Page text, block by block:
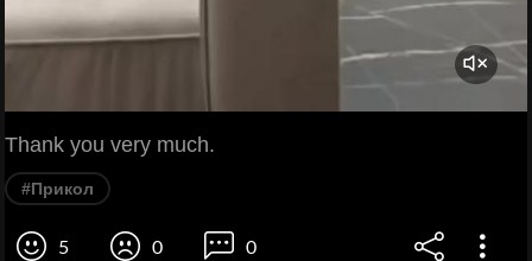
Thank you very much.
#Прикол
5 0 0